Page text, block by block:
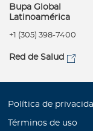
Bupa Global
Latinoamérica
+1 (305) 398-7400
Red de Salud
Política de
Términos de uso